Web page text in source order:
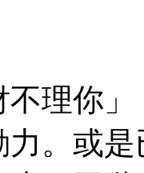
不理你
。或